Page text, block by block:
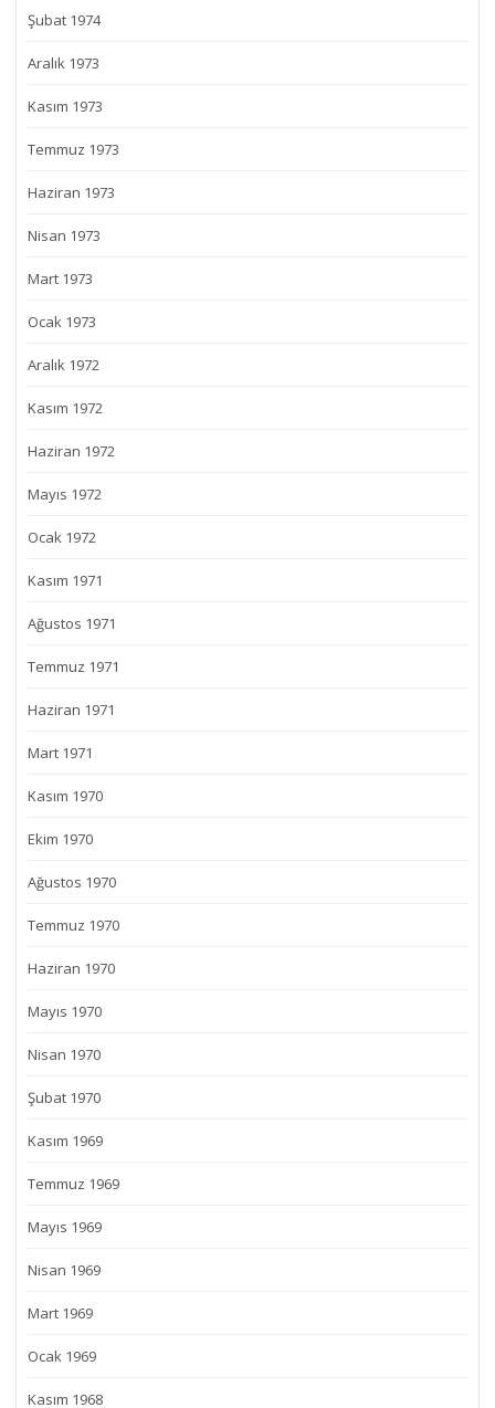
Şubat 1974
Aralık 1973
Kasım 1973
Temmuz 1973
Haziran 1973
Nisan 1973
Mart 1973
Ocak 1973
Aralık 1972
Kasım 1972
Haziran 1972
Mayıs 1972
Ocak 1972
Kasım 1971
Ağustos 1971
Temmuz 1971
Haziran 1971
Mart 1971
Kasım 1970
Ekim 1970
Ağustos 1970
Temmuz 1970
Haziran 1970
Mayıs 1970
Nisan 1970
Şubat 1970
Kasım 1969
Temmuz 1969
Mayıs 1969
Nisan 1969
Mart 1969
Ocak 1969
Kasım 1968